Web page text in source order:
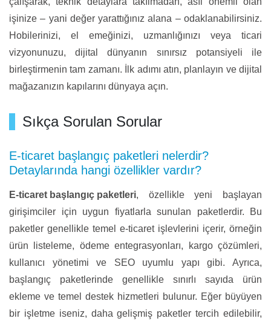
işinize – yani değer yarattığınız alana – odaklanabilirsiniz.
Hobilerinizi, el emeğinizi, uzmanlığınızı veya ticari
vizyonunuzu, dijital dünyanın sınırsız potansiyeli ile
birleştirmenin tam zamanı. İlk adımı atın, planlayın ve dijital
mağazanızın kapılarını dünyaya açın.
Sıkça Sorulan Sorular
E-ticaret başlangıç paketleri nelerdir?
Detaylarında hangi özellikler vardır?
E-ticaret başlangıç paketleri, özellikle yeni başlayan
girişimciler için uygun fiyatlarla sunulan paketlerdir. Bu
paketler genellikle temel e-ticaret işlevlerini içerir, örneğin
ürün listeleme, ödeme entegrasyonları, kargo çözümleri,
kullanıcı yönetimi ve SEO uyumlu yapı gibi. Ayrıca,
başlangıç paketlerinde genellikle sınırlı sayıda ürün
ekleme ve temel destek hizmetleri bulunur. Eğer büyüyen
bir işletme iseniz, daha gelişmiş paketler tercih edilebilir,